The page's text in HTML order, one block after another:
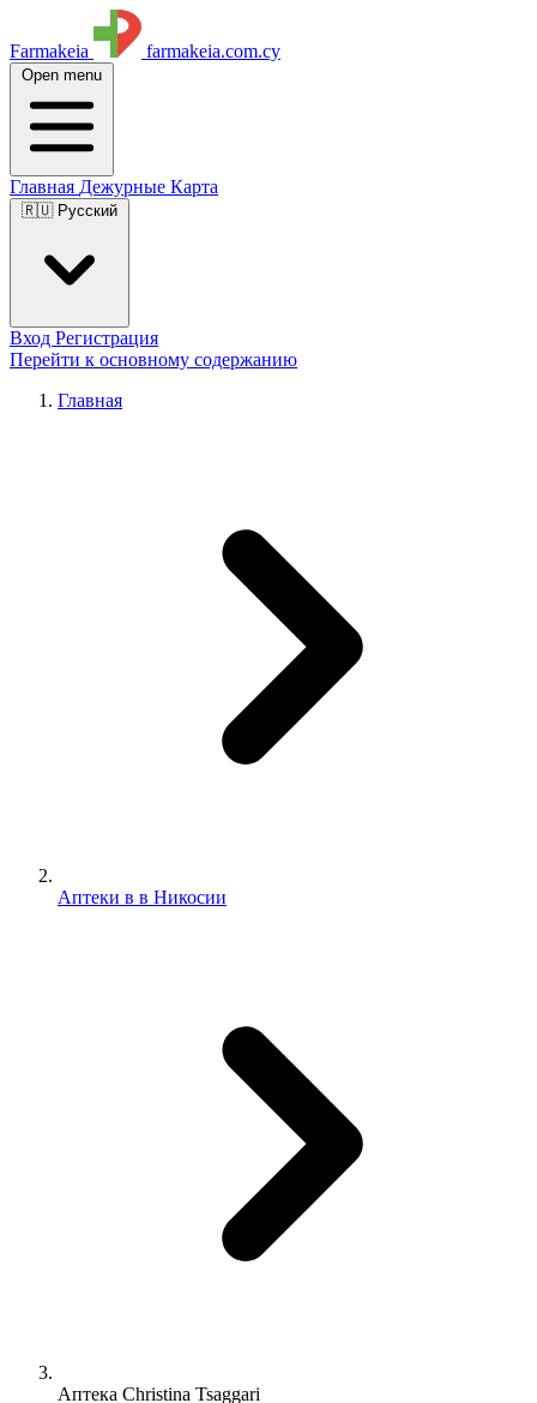
Farmakeia farmakeia.com.cy
Open menu
Главная Дежурные Карта
🇷🇺 Русский
Вход Регистрация
Перейти к основному содержанию
Главная
Аптеки в в Никосии
Аптека Christina Tsaggari